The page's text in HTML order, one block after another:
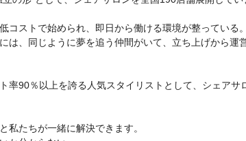
コストで始められ、即日から働ける環境が整っている
は、同じように夢を追う仲間がいて、立ち上げから運
率90％以上を誇る人気スタイリストとして、シェアサ
私たちが一緒に解決できます。